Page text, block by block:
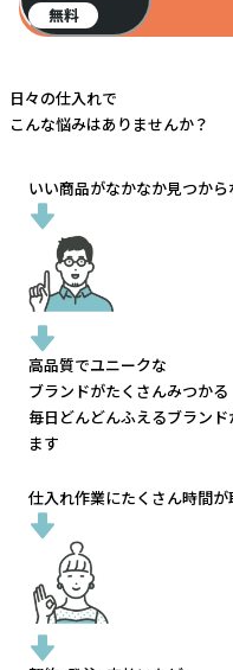
無料
日々の仕入れで
こんな悩みはありませんか？
いい商品がなかなか見つから
高品質でユニークな
ブランドがたくさんみつかる
毎日どんどんふえるブランド
ます
仕入れ作業にたくさん時間が